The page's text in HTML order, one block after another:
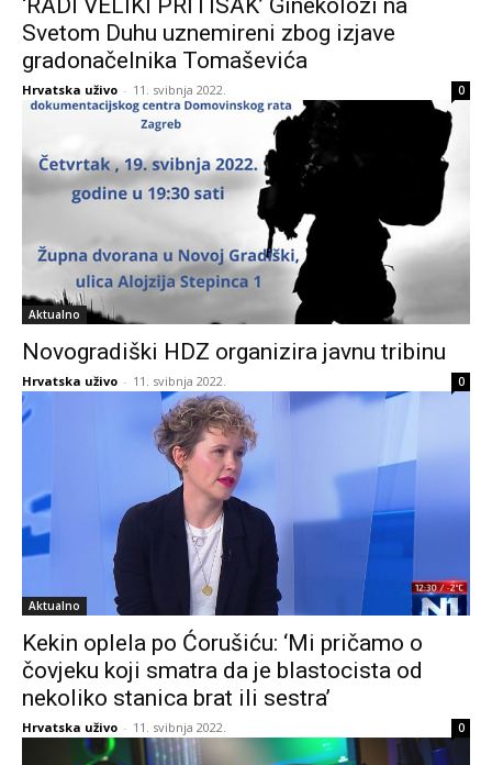
‘RADI VELIKI PRITISAK’ Ginekolozi na
Svetom Duhu uznemireni zbog izjave
gradonačelnika Tomaševića
Hrvatska uživo - 11. svibnja 2022. 0
Aktualno
Novogradiški HDZ organizira javnu tribinu
Hrvatska uživo - 11. svibnja 2022. 0
Aktualno
Kekin oplela po Ćorušiću: ‘Mi pričamo o
čovjeku koji smatra da je blastocista od
nekoliko stanica brat ili sestra’
Hrvatska uživo - 11. svibnja 2022. 0